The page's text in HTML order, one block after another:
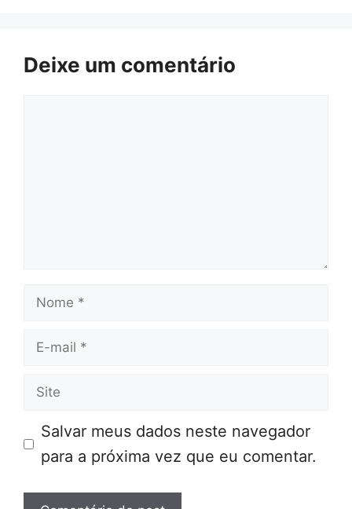
Deixe um comentário
Nome
E-
Site
Salvar meus dados neste navegador
para a próxima vez que eu comentar.